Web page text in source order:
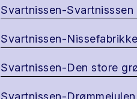
Svartnissen-Svartnisssen
Svartnissen-
Svartnissen-Den store
Svartnissen-Drømmejulen